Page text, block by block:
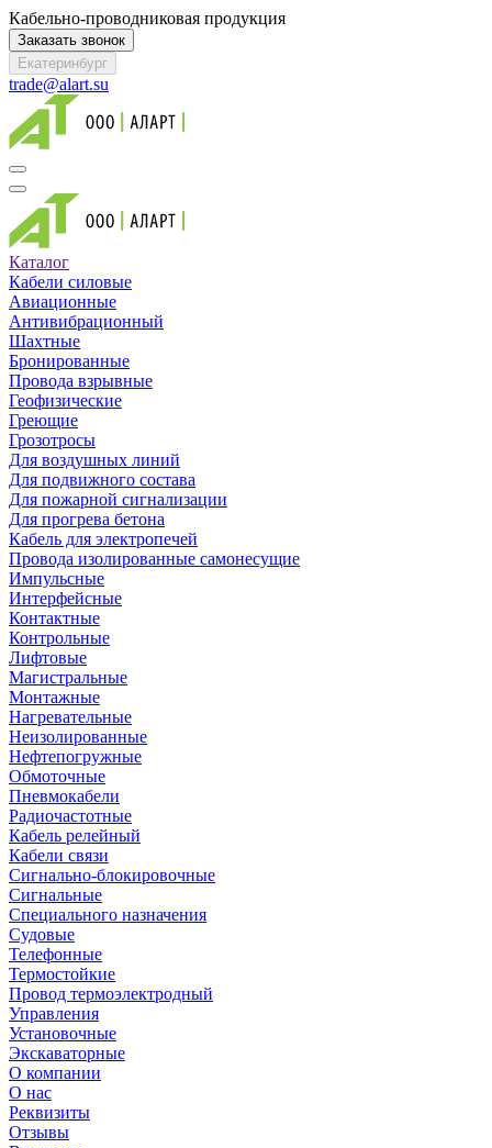
Кабельно-проводниковая продукция
Заказать звонок
Екатеринбург
trade@alart.su
Каталог
Кабели силовые
Авиационные
Антивибрационный
Шахтные
Бронированные
Провода взрывные
Геофизические
Греющие
Грозотросы
Для воздушных линий
Для подвижного состава
Для пожарной сигнализации
Для прогрева бетона
Кабель для электропечей
Провода изолированные самонесущие
Импульсные
Интерфейсные
Контактные
Контрольные
Лифтовые
Магистральные
Монтажные
Нагревательные
Неизолированные
Нефтепогружные
Обмоточные
Пневмокабели
Радиочастотные
Кабель релейный
Кабели связи
Сигнально-блокировочные
Сигнальные
Специального назначения
Судовые
Телефонные
Термостойкие
Провод термоэлектродный
Управления
Установочные
Экскаваторные
О компании
О нас
Реквизиты
Отзывы